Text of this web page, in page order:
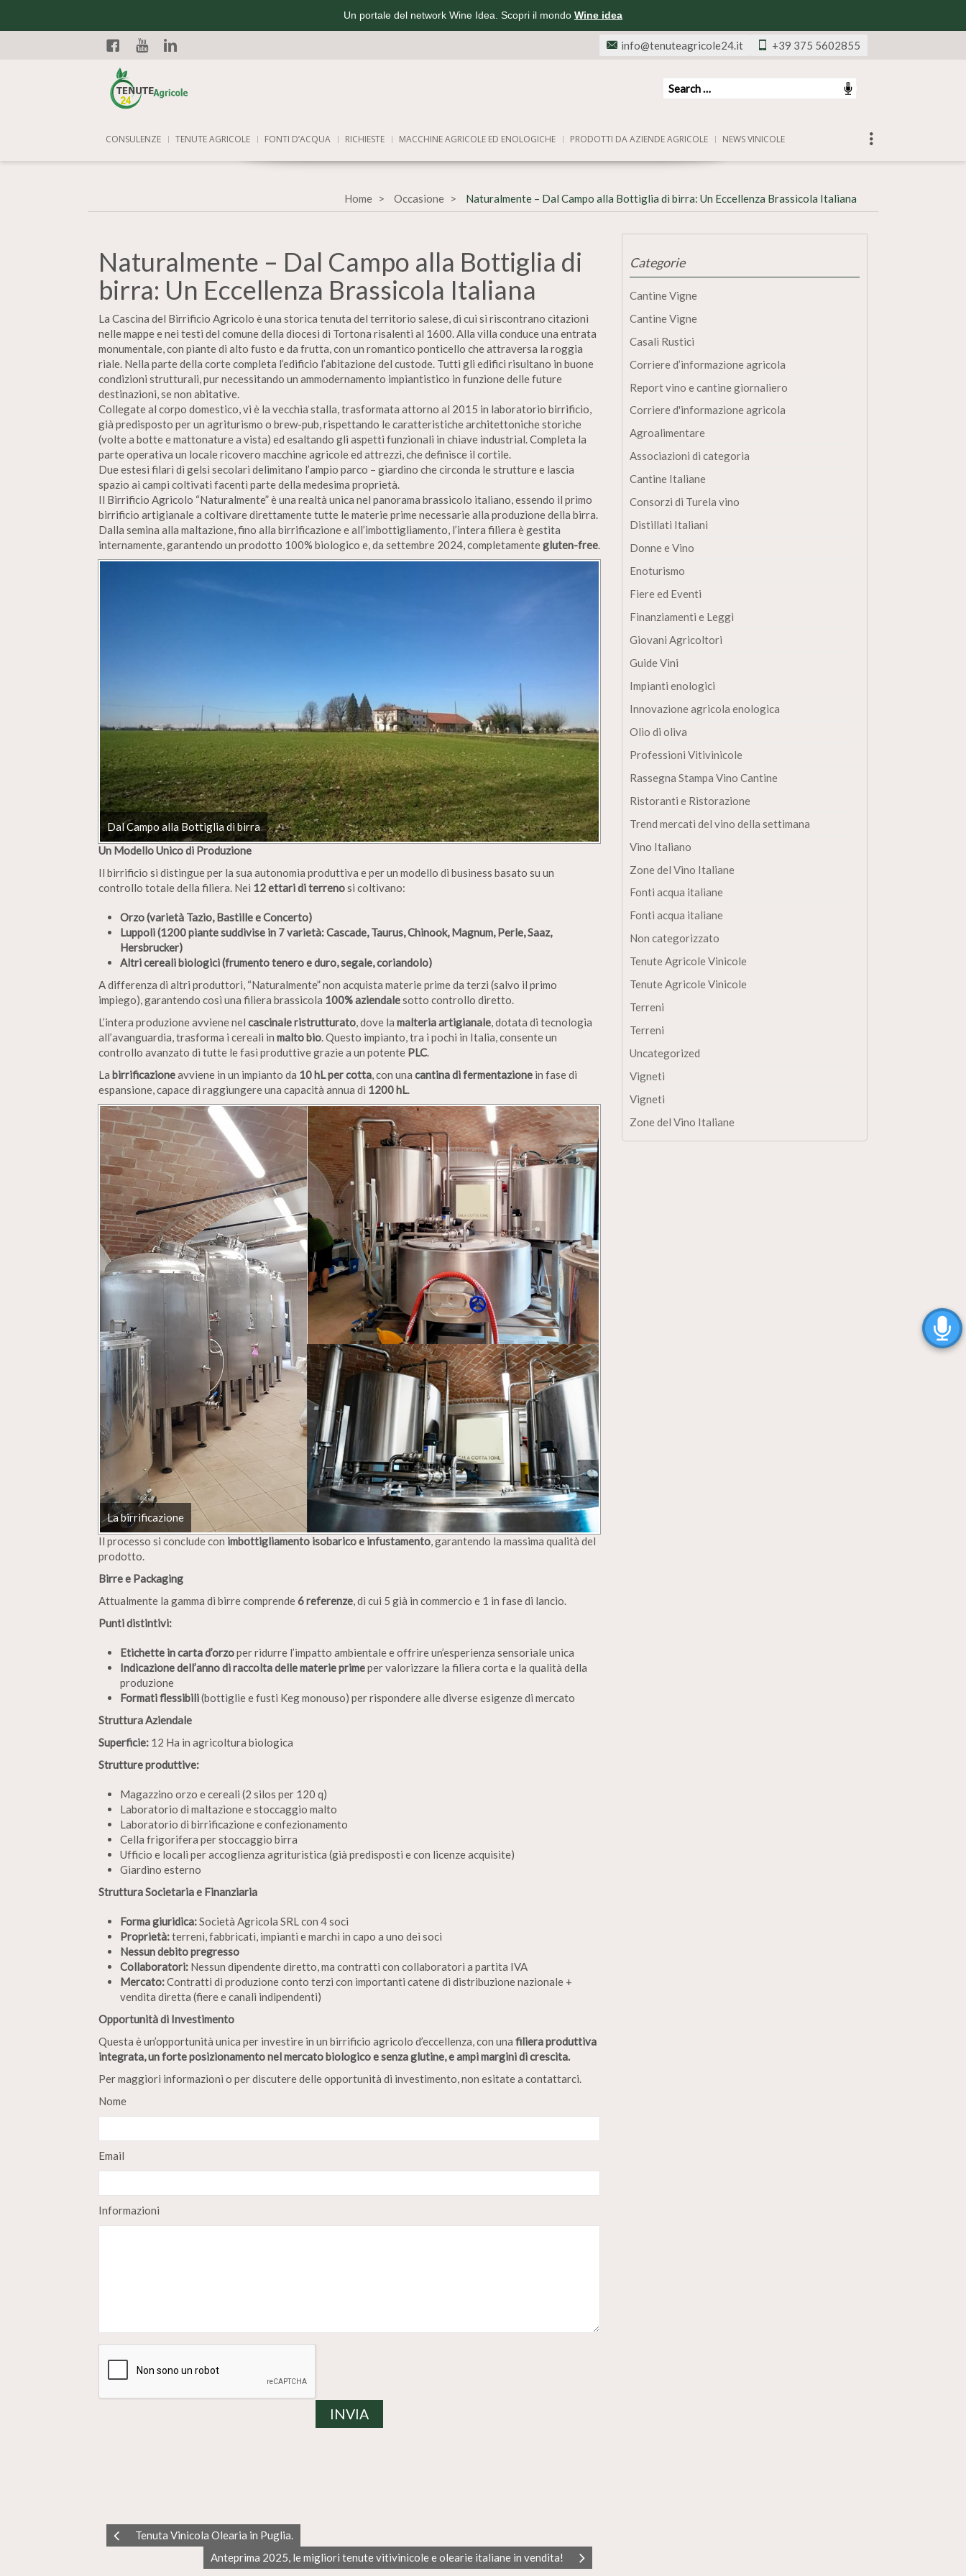
Un portale del network Wine Idea. Scopri il mondo Wine idea
Facebook
+39 375 5602855
info@tenuteagricole24.it
CONSULENZE TENUTE AGRICOLE FONTI D’ACQUA RICHIESTE MACCHINE AGRICOLE ED ENOLOGICHE PRODOTTI DA AZIENDE AGRICOLE NEWS VINICOLE
Home Occasione Naturalmente – Dal Campo alla Bottiglia di birra: Un Eccellenza Brassicola Italiana
Naturalmente – Dal Campo alla Bottiglia di
birra: Un Eccellenza Brassicola Italiana
La Cascina del Birrificio Agricolo è una storica tenuta del territorio salese, di cui si riscontrano citazioni
nelle mappe e nei testi del comune della diocesi di Tortona risalenti al 1600. Alla villa conduce una entrata
monumentale, con piante di alto fusto e da frutta, con un romantico ponticello che attraversa la roggia
riale. Nella parte della corte completa l’edificio l’abitazione del custode. Tutti gli edifici risultano in buone
condizioni strutturali, pur necessitando un ammodernamento impiantistico in funzione delle future
destinazioni, se non abitative.
Collegate al corpo domestico, vi è la vecchia stalla, trasformata attorno al 2015 in laboratorio birrificio,
già predisposto per un agriturismo o brew-pub, rispettando le caratteristiche architettoniche storiche
(volte a botte e mattonature a vista) ed esaltando gli aspetti funzionali in chiave industrial. Completa la
parte operativa un locale ricovero macchine agricole ed attrezzi, che definisce il cortile.
Due estesi filari di gelsi secolari delimitano l’ampio parco – giardino che circonda le strutture e lascia
spazio ai campi coltivati facenti parte della medesima proprietà.
Il Birrificio Agricolo “Naturalmente” è una realtà unica nel panorama brassicolo italiano, essendo il primo
birrificio artigianale a coltivare direttamente tutte le materie prime necessarie alla produzione della birra.
Dalla semina alla maltazione, fino alla birrificazione e all’imbottigliamento, l’intera filiera è gestita
internamente, garantendo un prodotto 100% biologico e, da settembre 2024, completamentegluten-free.
Dal Campo alla Bottiglia di birra
Un Modello Unico di Produzione
Il birrificio si distingue per la sua autonomia produttiva e per un modello di business basato su un
controllo totale della filiera. Nei 12 ettari di terrenosi coltivano:
Orzo (varietà Tazio, Bastille e Concerto)
Luppoli (1200 piante suddivise in 7 varietà: Cascade, Taurus, Chinook, Magnum, Perle, Saaz,
Hersbrucker)
Altri cereali biologici (frumento tenero e duro, segale, coriandolo)
A differenza di altri produttori, “Naturalmente” non acquista materie prime da terzi (salvo il primo
impiego), garantendo così una filiera brassicola 100% aziendalesotto controllo diretto.
L’intera produzione avviene nel cascinale ristrutturato, dove la malteria artigianale, dotata di tecnologia
all’avanguardia, trasforma i cereali in malto bio. Questo impianto, tra i pochi in Italia, consente un
controllo avanzato di tutte le fasi produttive grazie a un potente PLC.
La birrificazioneavviene in un impianto da 10 hL per cotta, con una cantina di fermentazione in fase di
espansione, capace di raggiungere una capacità annua di 1200 hL.
La birrificazione
Il processo si conclude con imbottigliamento isobarico e infustamento, garantendo la massima qualità del
prodotto.
Birre e Packaging
Attualmente la gamma di birre comprende6 referenze, di cui 5 già in commercio e 1 in fase di lancio.
Punti distintivi:
Etichette in carta d’orzoper ridurre l’impatto ambientale e offrire un’esperienza sensoriale unica
Indicazione dell’anno di raccolta delle materie primeper valorizzare la filiera corta e la qualità della
produzione
Formati flessibili(bottiglie e fusti Keg monouso) per rispondere alle diverse esigenze di mercato
Struttura Aziendale
Superficie: 12 Ha in agricoltura biologica
Strutture produttive:
Magazzino orzo e cereali (2 silos per 120 q)
Laboratorio di maltazione e stoccaggio malto
Laboratorio di birrificazione e confezionamento
Cella frigorifera per stoccaggio birra
Ufficio e locali per accoglienza agrituristica (già predisposti e con licenze acquisite)
Giardino esterno
Struttura Societaria e Finanziaria
Forma giuridica:Società Agricola SRL con 4 soci
Proprietà:terreni, fabbricati, impianti e marchi in capo a uno dei soci
Nessun debito pregresso
Collaboratori: Nessun dipendente diretto, ma contratti con collaboratori a partita IVA
Mercato:Contratti di produzione conto terzi con importanti catene di distribuzione nazionale +
vendita diretta (fiere e canali indipendenti)
Opportunità di Investimento
Questa è un’opportunità unica per investire in un birrificio agricolo d’eccellenza, con una filiera produttiva
integrata, un forte posizionamento nel mercato biologico e senza glutine, e ampi margini di crescita.
Per maggiori informazioni o per discutere delle opportunità di investimento, non esitate a contattarci.
Nome
Email
Informazioni
Tenuta Vinicola Olearia in Puglia.
Anteprima 2025, le migliori tenute vitivinicole e olearie italiane in vendita!
Categorie
Cantine Vigne
Cantine Vigne
Casali Rustici
Corriere d’informazione agricola
Report vino e cantine giornaliero
Corriere d'informazione agricola
Agroalimentare
Associazioni di categoria
Cantine Italiane
Consorzi di Turela vino
Distillati Italiani
Donne e Vino
Enoturismo
Fiere ed Eventi
Finanziamenti e Leggi
Giovani Agricoltori
Guide Vini
Impianti enologici
Innovazione agricola enologica
Olio di oliva
Professioni Vitivinicole
Rassegna Stampa Vino Cantine
Ristoranti e Ristorazione
Trend mercati del vino della settimana
Vino Italiano
Zone del Vino Italiane
Fonti acqua italiane
Fonti acqua italiane
Non categorizzato
Tenute Agricole Vinicole
Tenute Agricole Vinicole
Terreni
Terreni
Uncategorized
Vigneti
Vigneti
Zone del Vino Italiane